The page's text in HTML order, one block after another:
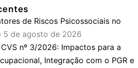
de Riscos Psicossociais no
5 de agosto de 2026
nº 3/2026: Impactos para a
Integração com o PGR e